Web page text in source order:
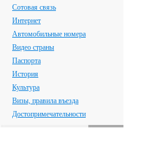
Сотовая связь
Интернет
Автомобильные номера
Видео страны
Паспорта
История
Культура
Визы, правила въезда
Достопримечательности